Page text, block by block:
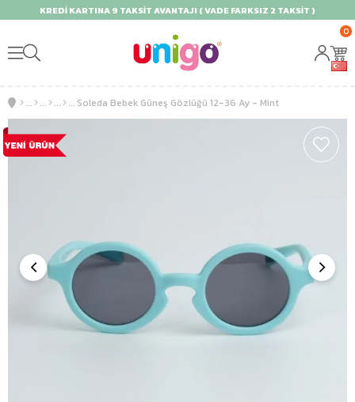
KREDİ KARTINA 9 TAKSİT AVANTAJI ( VADE FARKSIZ 2 TAKSİT )
0
Soleda Bebek Güneş Gözlüğü 12-36 Ay - Mint